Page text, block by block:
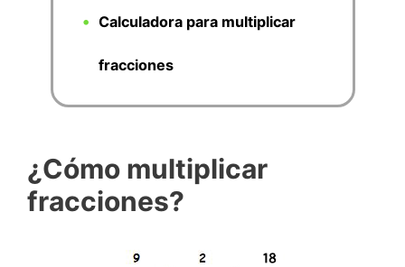
Calculadora para multiplicar
fracciones
¿Cómo multiplicar
fracciones?